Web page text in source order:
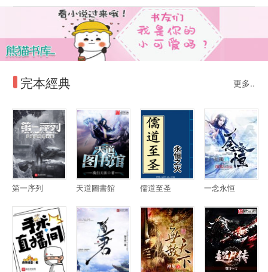
完本經典 更多..
第一序列 天道圖書館 儒道至圣 一念永恒